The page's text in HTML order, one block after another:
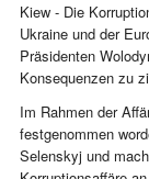
Kiew - Die
Ukraine und der
Präsidenten
Konsequenzen zu
Im Rahmen der
festgenommen
Selenskyj und